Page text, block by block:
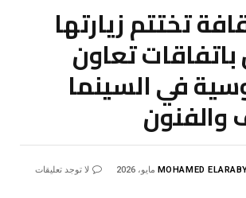
تختتم زيارتها
باتفاقات تعاون
في السينما
والفنون
MOHAMED لا توجد تعليقات